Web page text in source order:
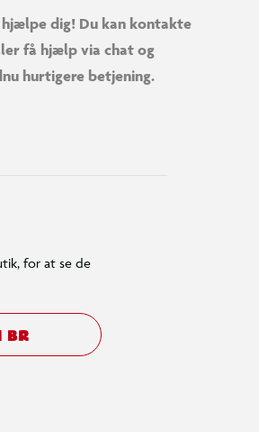
dig! Du kan kontakte
få hjælp via chat og
hurtigere betjening.
for at se de
BR